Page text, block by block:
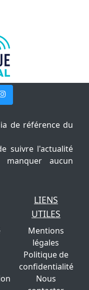
de référence du
suivre l'actualité
aucun
LIENS
UTILES
Mentions
légales
Politique de
confidentialité
Nous